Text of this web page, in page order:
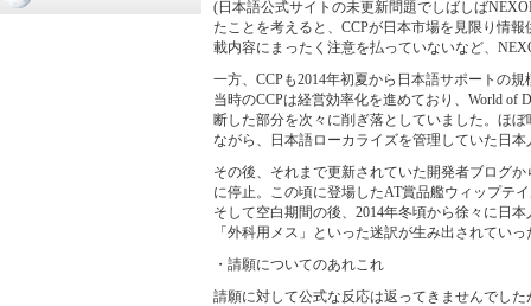
(日本語公式サイトの未更新問題でしばしば
たことを考えると、CCPが日本市場を見限り情
載内容にまったく注意を払っていないなど、
一方、CCPも2014年初夏から日本語サポートの
当時のCCPは経営効率化を進めており、World of
断した部分を次々に削ぎ落としていました。ほ
ながら、日本語ローカライズを管理していた日
その後、それまで更新されていた開発者ブログ
に停止。この頃に登場したAT賞品艦ウィップテ
そして空白期間の後、2014年冬頃から徐々に日
「外科用メス」といった迷訳が生み出されてい
・請願についてのあれこれ
請願に対して公式な反応は返ってきませんでし